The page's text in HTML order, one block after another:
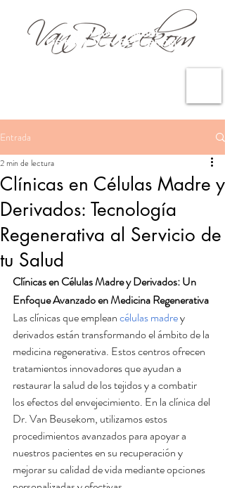
Entrada
Clínicas en Células Madre y
Derivados: Tecnología
Regenerativa al Servicio de
tu Salud
2 min de lectura
Clínicas en Células Madre y Derivados: Un
Enfoque Avanzado en Medicina Regenerativa
Las clínicas que emplean células madre y
derivados están transformando el ámbito de la
medicina regenerativa. Estos centros ofrecen
tratamientos innovadores que ayudan a
restaurar la salud de los tejidos y a combatir
los efectos del envejecimiento. En la clínica del
Dr. Van Beusekom, utilizamos estos
procedimientos avanzados para apoyar a
nuestros pacientes en su recuperación y
mejorar su calidad de vida mediante opciones